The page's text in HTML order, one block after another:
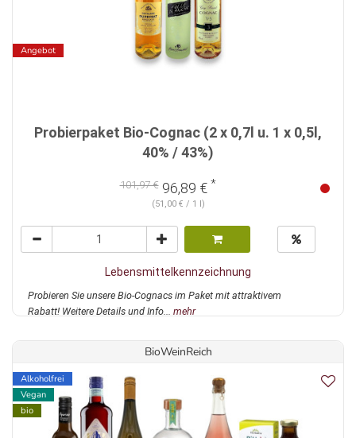
Angebot
Probierpaket Bio-Cognac (2 x 0,7l u. 1 x 0,5l,
40% / 43%)
101,97 €96,89 € *
(51,00 € / 1 l)
Lebensmittelkennzeichnung
Probieren Sie unsere Bio-Cognacs im Paket mit attraktivem
Rabatt! Weitere Details und Info... mehr
BioWeinReich
Alkoholfrei
Vegan
bio